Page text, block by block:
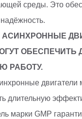
среды. Это
РАБОТУ.
двигатели
длительную
марки GMP